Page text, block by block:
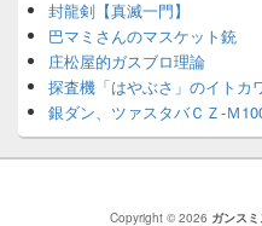
封龍剣【真滅一門】
巴マミさんのマスケット銃
庄松屋的ガスブロ理論
探査機「はやぶさ」のイトカ
銀ダン、ツァスタバＣＺ-Ｍ
Copyright © 2026 ガンス